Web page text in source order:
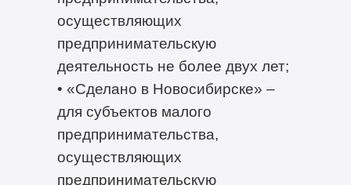
осуществляющих
предпринимательскую
деятельность не более двух лет;
• «Сделано в Новосибирске» –
для субъектов малого
предпринимательства,
осуществляющих
предпринимательскую